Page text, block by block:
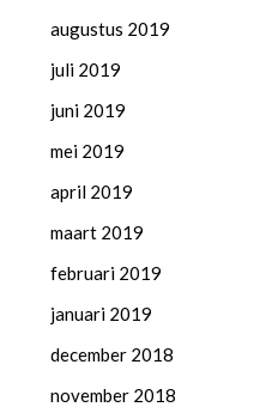
augustus 2019
juli 2019
juni 2019
mei 2019
april 2019
maart 2019
februari 2019
januari 2019
december 2018
november 2018